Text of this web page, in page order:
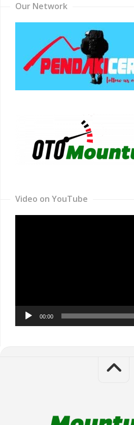
Our Network
Video on YouTube
00:00